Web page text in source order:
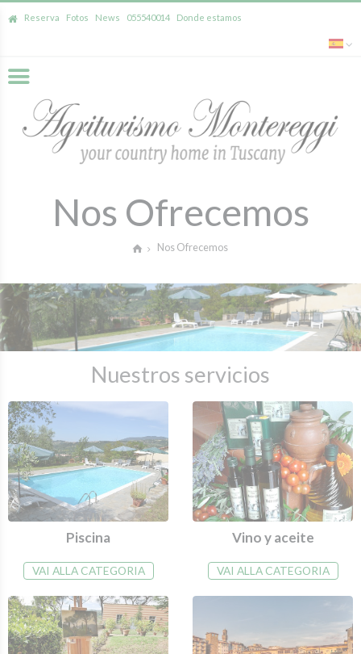
Reserva Fotos News 055540014 Donde estamos
Nos Ofrecemos
Nos Ofrecemos
Nuestros servicios
Piscina
VAI ALLA CATEGORIA
Vino y aceite
VAI ALLA CATEGORIA